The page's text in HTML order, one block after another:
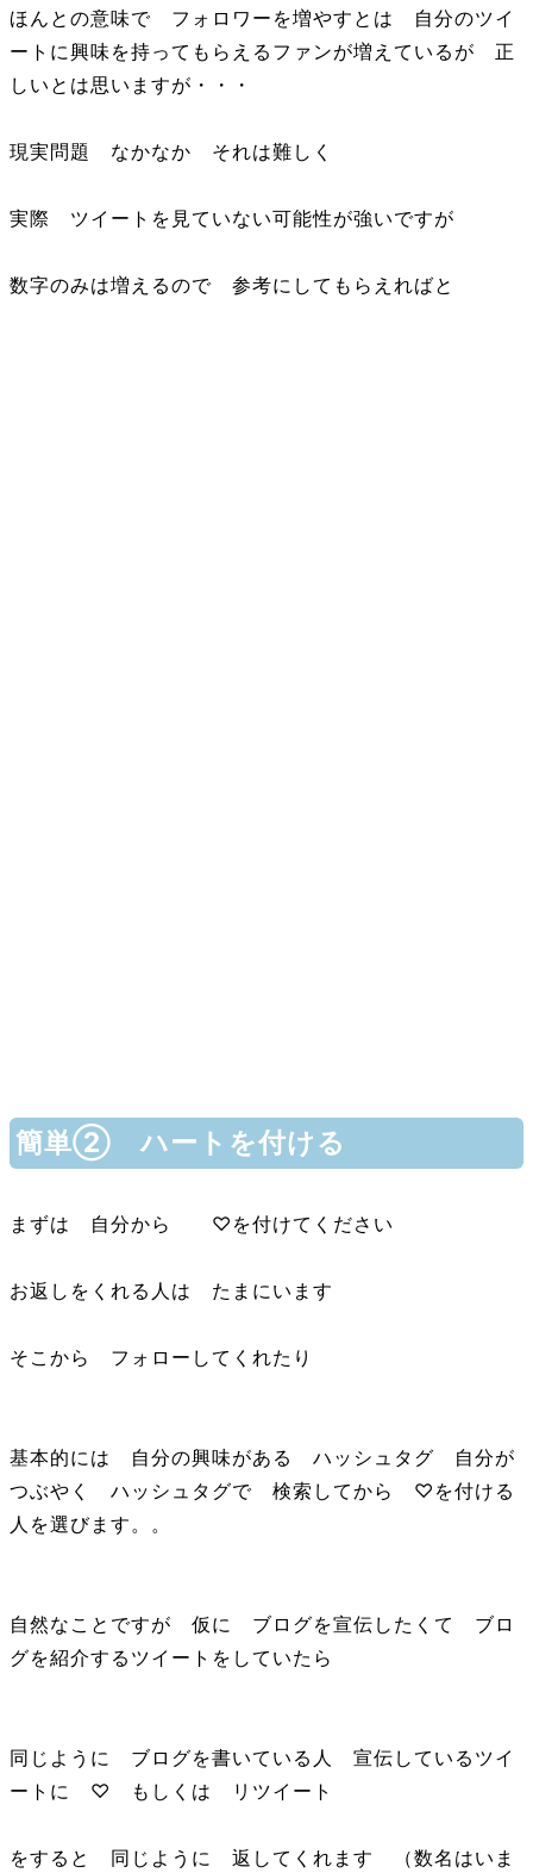
ほんとの意味で フォロワーを増やすとは 自分のツイ
ートに興味を持ってもらえるファンが増えているが 正
しいとは思いますが・・・
現実問題 なかなか それは難しく
実際 ツイートを見ていない可能性が強いですが
数字のみは増えるので 参考にしてもらえればと
簡単② ハートを付ける
まずは 自分から ♡を付けてください
お返しをくれる人は たまにいます
そこから フォローしてくれたり
基本的には 自分の興味がある ハッシュタグ 自分が
つぶやく ハッシュタグで 検索してから ♡を付ける
人を選びます。。
自然なことですが 仮に ブログを宣伝したくて ブロ
グを紹介するツイートをしていたら
同じように ブログを書いている人 宣伝しているツイ
ートに ♡ もしくは リツイート
をすると 同じように 返してくれます （数名はいま